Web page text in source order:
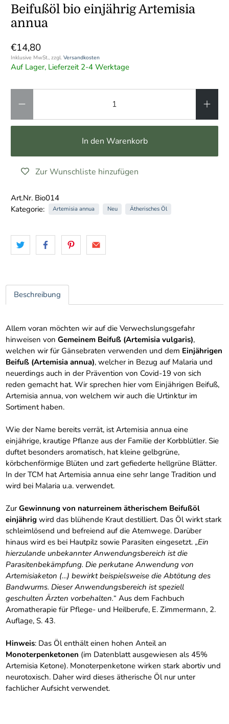
Beifußöl bio einjährig Artemisia
annua
€14,80
Inklusive MwSt., zzgl.Versandkosten
Auf Lager, Lieferzeit 2-4 Werktage
In den Warenkorb
Zur Wunschliste hinzufügen
Art.Nr. Bio014
Kategorie:
Artemisia annua Neu Ätherisches Öl
Beschreibung
Allem voran möchten wir auf die Verwechslungsgefahr
hinweisen vonGemeinem Beifuß (Artemisia vulgaris),
welchen wir für Gänsebraten verwenden und dem Einjährigen
Beifuß (Artemisia annua), welcher in Bezug auf Malaria und
neuerdings auch in der Prävention von Covid-19 von sich
reden gemacht hat. Wir sprechen hier vom Einjährigen Beifuß,
Artemisia annua, von welchem wir auch die Urtinktur im
Sortiment haben.
Wie der Name bereits verrät, ist Artemisia annua eine
einjährige, krautige Pflanze aus der Familie der Korbblütler. Sie
duftet besonders aromatisch, hat kleine gelbgrüne,
körbchenförmige Blüten und zart gefiederte hellgrüne Blätter.
In der TCM hat Artemisia annua eine sehr lange Tradition und
wird bei Malaria u.a. verwendet.
ZurGewinnung von naturreinem ätherischem Beifußöl
einjährig wird das blühende Kraut destilliert. Das Öl wirkt stark
schleimlösend und befreiend auf die Atemwege. Darüber
hinaus wird es bei Hautpilz sowie Parasiten eingesetzt. „Ein
hierzulande unbekannter Anwendungsbereich ist die
Parasitenbekämpfung. Die perkutane Anwendung von
Artemisiaketon (…) bewirkt beispielsweise die Abtötung des
Bandwurms. Dieser Anwendungsbereich ist speziell
geschulten Ärzten vorbehalten.“ Aus dem Fachbuch
Aromatherapie für Pflege- und Heilberufe, E. Zimmermann, 2.
Auflage, S. 43.
Hinweis: Das Öl enthält einen hohen Anteil an
Monoterpenketonen (im Datenblatt ausgewiesen als 45%
Artemisia Ketone). Monoterpenketone wirken stark abortiv und
neurotoxisch. Daher wird dieses ätherische Öl nur unter
fachlicher Aufsicht verwendet.